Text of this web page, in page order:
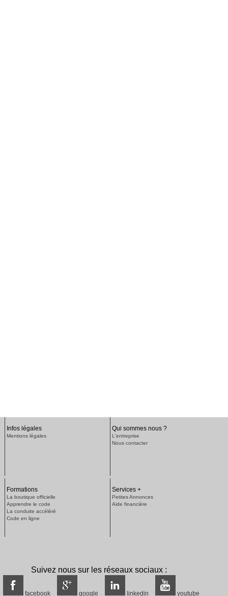
Infos légales
Mentions légales
Qui sommes nous ?
L'entreprise
Nous contacter
Formations
La boutique officielle
Apprendre le code
La conduite accéléré
Code en ligne
Services +
Petites Annonces
Aide financière
Suivez nous sur les réseaux sociaux :
facebook google linkedin youtube